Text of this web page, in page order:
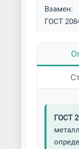
Взамен:
ГОСТ
ГОСТ